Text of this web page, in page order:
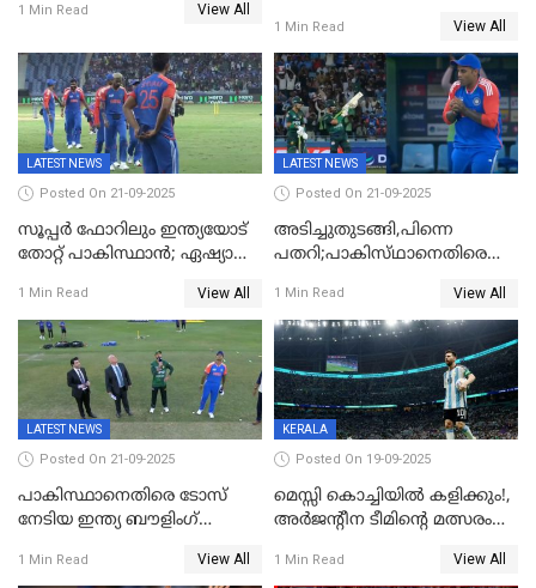
1 Min Read View All
1 Min Read View All
LATEST NEWS
Posted On 21-09-2025
സൂപ്പർ ഫോറിലും ഇന്ത്യയോട്
തോറ്റ് പാകിസ്ഥാൻ; ഏഷ്യാ
ഇന്ത്യ, അഭിഷേക് ശർമ്മയ്ക്ക്
അർദ്ധ സെഞ്ച്വറി
1 Min Read View All
LATEST NEWS
Posted On 21-09-2025
അടിച്ചുതുടങ്ങി,പിന്നെ
പതറി;പാകിസ്‌ഥാനെതിരെ
വിജയലക്ഷ്യം
1 Min Read View All
LATEST NEWS
Posted On 21-09-2025
പാകിസ്ഥാനെതിരെ ടോസ്
നേടിയ ഇന്ത്യ ബൗളിംഗ്
1 Min Read View All
KERALA
Posted On 19-09-2025
മെസ്സി കൊച്ചിയിൽ കളിക്കും!,
അർജന്റീന ടീമിന്റെ മത്സരം
നടത്താൻ ആലോചന
1 Min Read View All